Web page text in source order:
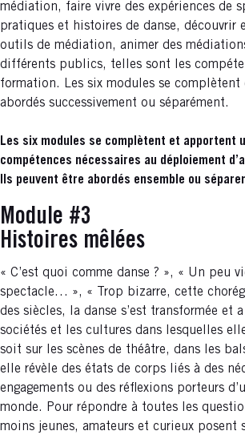
médiation, faire vivre des expériences de
pratiques et histoires de danse, découvrir
outils de médiation, animer des
différents publics, telles sont les
formation. Les six modules se complètent
abordés successivement ou séparément.
Les six modules se complètent et apportent
compétences nécessaires au déploiement
Ils peuvent être abordés ensemble ou
Module #3
Histoires mêlées
« C’est quoi comme danse ? », « Un peu
spectacle… », « Trop bizarre, cette
des siècles, la danse s’est transformée et
sociétés et les cultures dans lesquelles
soit sur les scènes de théâtre, dans les
elle révèle des états de corps liés à des
engagements ou des réflexions porteurs
monde. Pour répondre à toutes les
moins jeunes, amateurs et curieux posent